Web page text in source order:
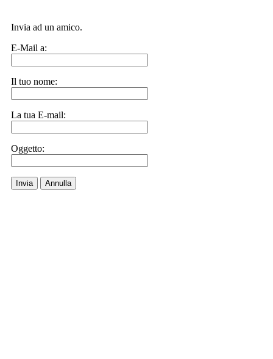
Invia ad un amico.
E-Mail a:
Il tuo nome:
La tua E-mail:
Oggetto:
Invia Annulla